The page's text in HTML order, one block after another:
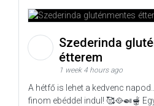
Szederinda
étterem
1 week 4 hours ago
A hétfő is lehet a kedvenc
finom ebéddel indul! 🥰🥘🍛🫕